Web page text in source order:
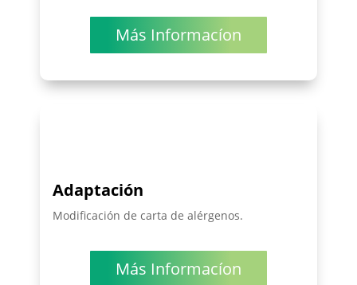
Más Informacíon
Adaptación
Modificación de carta de alérgenos.
Más Informacíon